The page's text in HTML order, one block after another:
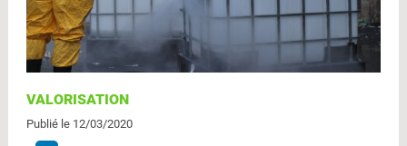
VALORISATION
Publié le 12/03/2020